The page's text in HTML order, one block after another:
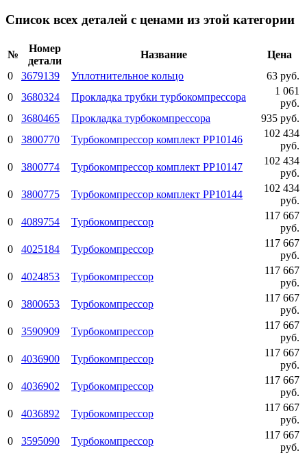
Список всех деталей с ценами из этой категории
№
Номер
детали
Название
Цена
0
3679139 Уплотнительное кольцо
63 руб.
0
3680324 Прокладка трубки турбокомпрессора
1 061
руб.
0
3680465 Прокладка турбокомпрессора
935 руб.
0
3800770 Турбокомпрессор комплект PP10146
102 434
руб.
0
3800774 Турбокомпрессор комплект PP10147
102 434
руб.
0
3800775 Турбокомпрессор комплект PP10144
102 434
руб.
0
4089754 Турбокомпрессор
117 667
руб.
0
4025184 Турбокомпрессор
117 667
руб.
0
4024853 Турбокомпрессор
117 667
руб.
0
3800653 Турбокомпрессор
117 667
руб.
0
3590909 Турбокомпрессор
117 667
руб.
0
4036900 Турбокомпрессор
117 667
руб.
0
4036902 Турбокомпрессор
117 667
руб.
0
4036892 Турбокомпрессор
117 667
руб.
0
3595090 Турбокомпрессор
117 667
руб.